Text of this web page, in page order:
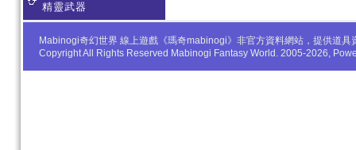
精靈武器
Mabinogi奇幻世界 線上遊戲《瑪奇mabinogi》非官方資料網站，提供道
Copyright All Rights Reserved Mabinogi Fantasy World. 2005-2026,